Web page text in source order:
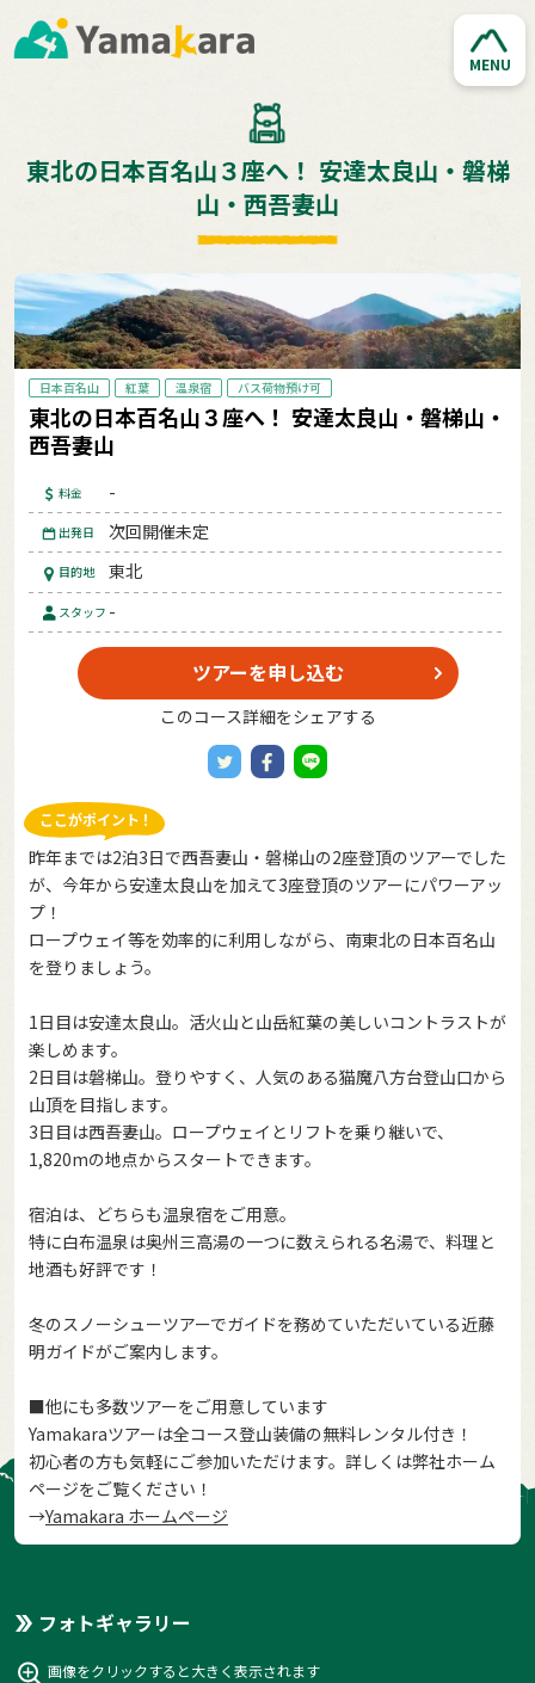
MENU
東北の日本百名山３座へ！ 安達太良山・磐梯
山・西吾妻山
日本百名山 紅葉 温泉宿 バス荷物預け可
東北の日本百名山３座へ！ 安達太良山・磐梯山・
西吾妻山
料金 -
出発日 次回開催未定
目的地 東北
スタッフ -
ツアーを申し込む
このコース詳細をシェアする
昨年までは2泊3日で西吾妻山・磐梯山の2座登頂のツアーでした
が、今年から安達太良山を加えて3座登頂のツアーにパワーアッ
プ！
ロープウェイ等を効率的に利用しながら、南東北の日本百名山
を登りましょう。
1日目は安達太良山。活火山と山岳紅葉の美しいコントラストが
楽しめます。
2日目は磐梯山。登りやすく、人気のある猫魔八方台登山口から
山頂を目指します。
3日目は西吾妻山。ロープウェイとリフトを乗り継いで、
1,820mの地点からスタートできます。
宿泊は、どちらも温泉宿をご用意。
特に白布温泉は奥州三高湯の一つに数えられる名湯で、料理と
地酒も好評です！
冬のスノーシューツアーでガイドを務めていただいている近藤
明ガイドがご案内します。
■他にも多数ツアーをご用意しています
Yamakaraツアーは全コース登山装備の無料レンタル付き！
初心者の方も気軽にご参加いただけます。詳しくは弊社ホーム
ページをご覧ください！
→Yamakara ホームページ
フォトギャラリー
画像をクリックすると大きく表示されます